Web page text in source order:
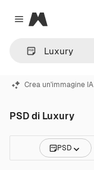
Close menu
Magnific
Crea un'immagine IA
PSD di Luxury
PSD